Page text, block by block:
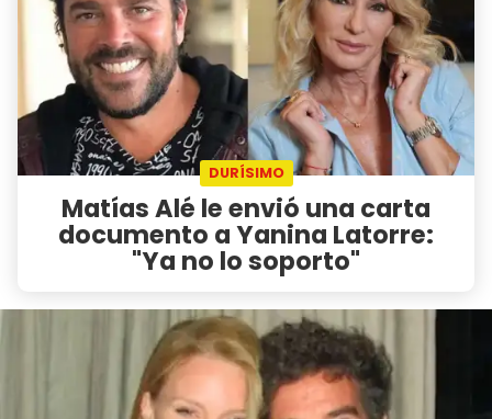
DURÍSIMO
Matías Alé le envió una carta
documento a Yanina Latorre:
"Ya no lo soporto"